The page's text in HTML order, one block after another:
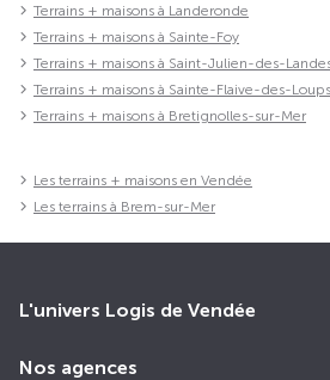
Terrains + maisons à Landeronde
Terrains + maisons à Sainte-Foy
Terrains + maisons à Saint-Julien-des-
Terrains + maisons à Sainte-Flaive-des-Loups
Terrains + maisons à Bretignolles-sur-Mer
Les terrains + maisons en Vendée
Les terrains à Brem-sur-Mer
L'univers Logis de Vendée
Nos agences